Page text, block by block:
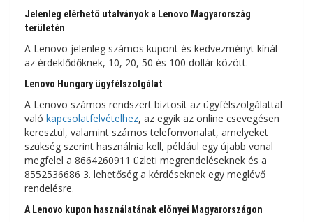
Jelenleg elérhető utalványok a Lenovo Magyarország
területén
A Lenovo jelenleg számos kupont és kedvezményt kínál
az érdeklődőknek, 10, 20, 50 és 100 dollár között.
Lenovo Hungary ügyfélszolgálat
A Lenovo számos rendszert biztosít az ügyfélszolgálattal
való kapcsolatfelvételhez, az egyik az online csevegésen
keresztül, valamint számos telefonvonalat, amelyeket
szükség szerint használnia kell, például egy újabb vonal
megfelel a 8664260911 üzleti megrendeléseknek és a
8552536686 3. lehetőség a kérdéseknek egy meglévő
rendelésre.
A Lenovo kupon használatának előnyei Magyarországon